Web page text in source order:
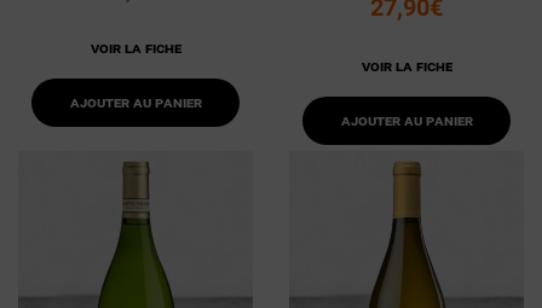
Voir la fiche
Ajouter au panier
27,90€
Voir la fiche
Ajouter au panier